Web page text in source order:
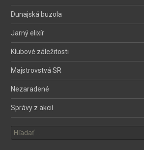
Dunajská buzola
Jarný elixír
Klubové záležitosti
Majstrovstvá SR
Nezaradené
Správy z akcií